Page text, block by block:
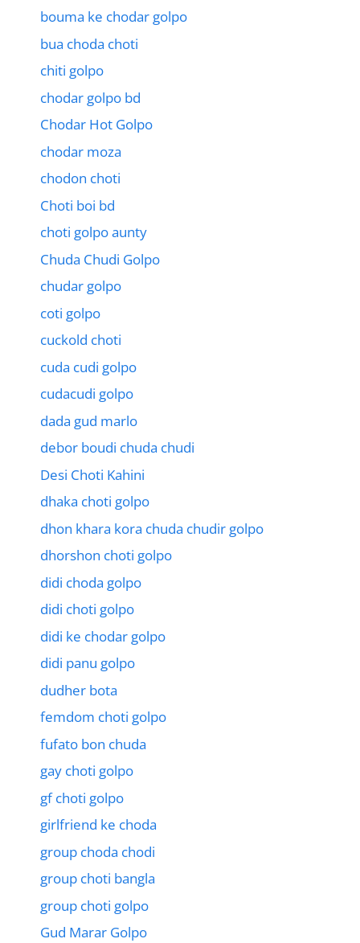
bouma ke chodar golpo
bua choda choti
chiti golpo
chodar golpo bd
Chodar Hot Golpo
chodar moza
chodon choti
Choti boi bd
choti golpo aunty
Chuda Chudi Golpo
chudar golpo
coti golpo
cuckold choti
cuda cudi golpo
cudacudi golpo
dada gud marlo
debor boudi chuda chudi
Desi Choti Kahini
dhaka choti golpo
dhon khara kora chuda chudir golpo
dhorshon choti golpo
didi choda golpo
didi choti golpo
didi ke chodar golpo
didi panu golpo
dudher bota
femdom choti golpo
fufato bon chuda
gay choti golpo
gf choti golpo
girlfriend ke choda
group choda chodi
group choti bangla
group choti golpo
Gud Marar Golpo